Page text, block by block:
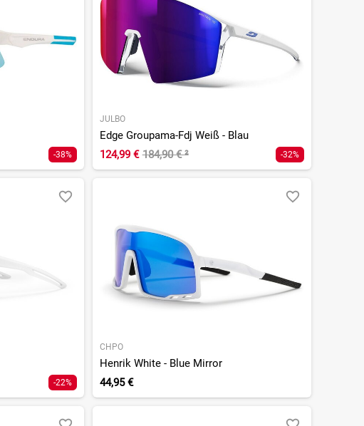
-38%
JULBO
Edge Groupama-Fdj Weiß - Blau
124,99 € 184,90 €² -32%
-22%
CHPO
Henrik White - Blue Mirror
44,95 €